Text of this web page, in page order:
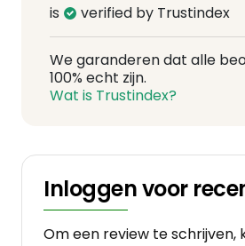
is verified by Trustindex
We garanderen dat alle
100% echt zijn.
Wat is Trustindex?
Inloggen voor
Om een review te schrijven,